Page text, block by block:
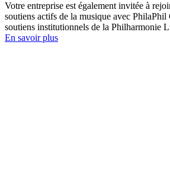
Votre entreprise est également invitée à
soutiens actifs de la musique avec PhilaPhil
soutiens institutionnels de la Philharmonie
En savoir plus